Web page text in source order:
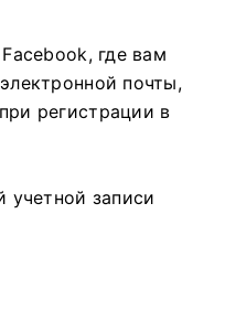
где вам
почты,
регистрации в
учетной записи